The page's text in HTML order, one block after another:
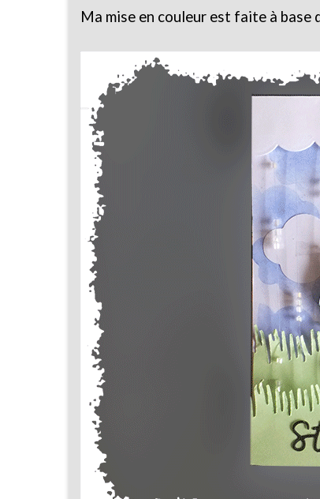
Ma mise en couleur est faite à base